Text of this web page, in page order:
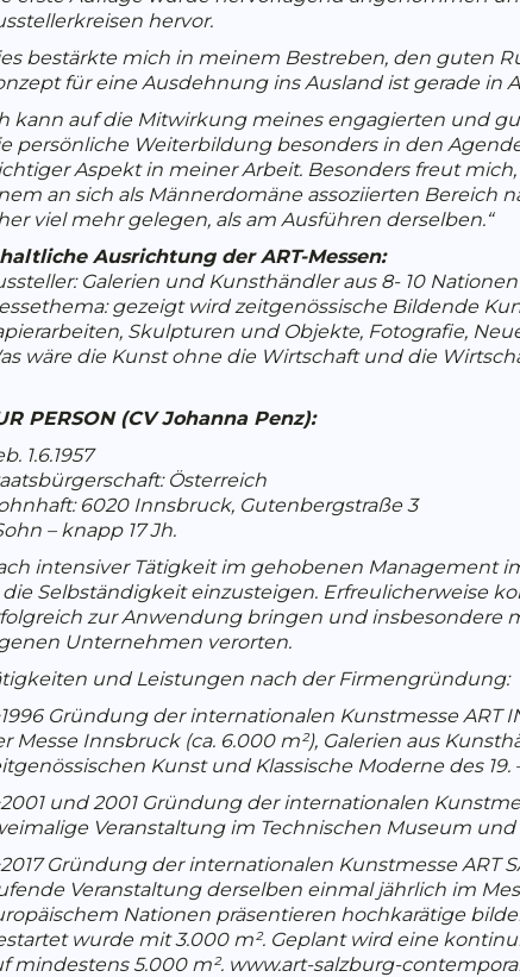
hervor.
bestärkte mich in meinem Bestreben, den guten
für eine Ausdehnung ins Ausland ist gerade in
kann auf die Mitwirkung meines engagierten und
persönliche Weiterbildung besonders in den
Aspekt in meiner Arbeit. Besonders freut
an sich als Männerdomäne assoziierten Bereich
viel mehr gelegen, als am Ausführen derselben.“
Ausrichtung der ART-Messen:
Galerien und Kunsthändler aus 8- 10 Nationen
gezeigt wird zeitgenössische Bildende
Skulpturen und Objekte, Fotografie,
wäre die Kunst ohne die Wirtschaft und die
PERSON (CV Johanna Penz):
1.6.1957
Österreich
6020 Innsbruck, Gutenbergstraße 3
– knapp 17 Jh.
intensiver Tätigkeit im gehobenen Management
die Selbständigkeit einzusteigen. Erfreulicherweise
zur Anwendung bringen und insbesondere
Unternehmen verorten.
und Leistungen nach der Firmengründung:
Gründung der internationalen Kunstmesse
Messe Innsbruck (ca. 6.000 m²), Galerien aus
Kunst und Klassische Moderne des
und 2001 Gründung der internationalen
Veranstaltung im Technischen Museum
Gründung der internationalen Kunstmesse ART
Veranstaltung derselben einmal jährlich im
Nationen präsentieren hochkarätige
wurde mit 3.000 m². Geplant wird eine
mindestens 5.000 m². www.art-salzburg-